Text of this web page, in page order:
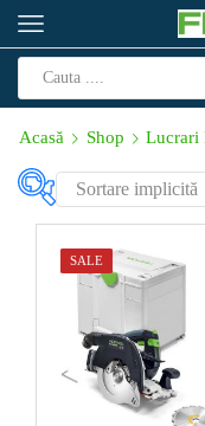
Acasă Shop Lucrari
112(1)
18(0)
Produs Cursa de
lucru (min⁻¹)
SALE